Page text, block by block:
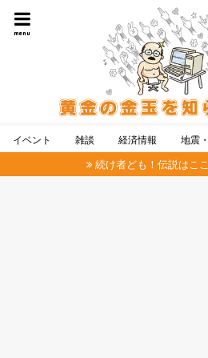
menu
イベント 雑談 経済情報 地震
続け者ども！伝説はこ